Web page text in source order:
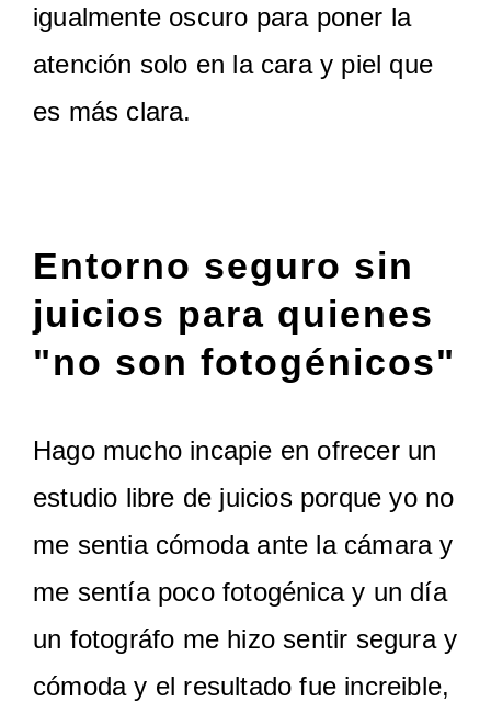
igualmente oscuro para poner la
atención solo en la cara y piel que
es más clara.
Entorno seguro sin
juicios para quienes
"no son fotogénicos"
Hago mucho incapie en ofrecer un
estudio libre de juicios porque yo no
me sentia cómoda ante la cámara y
me sentía poco fotogénica y un día
un fotográfo me hizo sentir segura y
cómoda y el resultado fue increible,